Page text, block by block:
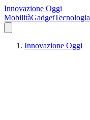
Innovazione Oggi
MobilitàGadgetTecnologia
Innovazione Oggi